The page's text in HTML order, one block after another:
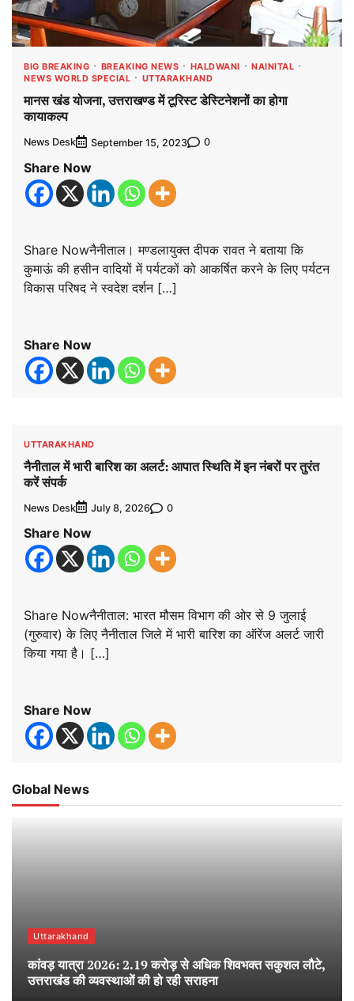
BIG BREAKING BREAKING NEWS HALDWANI
NAINITAL
NEWS WORLD SPECIAL
UTTARAKHAND
मानस खंड योजना, उत्तराखण्ड में टूरिस्ट डेस्टिनेशनों का होगा
कायाकल्प
News Desk September 15, 2023 0
Share Now
Share Nowनैनीताल। मण्डलायुक्त दीपक रावत ने बताया कि
कुमाऊं की हसीन वादियों में पर्यटकों को आकर्षित करने के लिए पर्यटन
विकास परिषद ने स्वदेश दर्शन […]
Share Now
UTTARAKHAND
नैनीताल में भारी बारिश का अलर्ट: आपात स्थिति में इन नंबरों पर तुरंत
करें संपर्क
News Desk July 8, 2026 0
Share Now
Share Nowनैनीताल: भारत मौसम विभाग की ओर से 9 जुलाई
(गुरुवार) के लिए नैनीताल जिले में भारी बारिश का ऑरेंज अलर्ट जारी
किया गया है। […]
Share Now
Global News
Uttarakhand
कांवड़ यात्रा 2026: 2.19 करोड़ से अधिक शिवभक्त सकुशल लौटे,
उत्तराखंड की व्यवस्थाओं की हो रही सराहना